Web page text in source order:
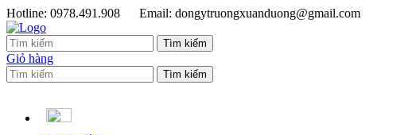
Hotline: 0978.491.908 Email: dongytruongxuanduong@gmail.com
Giỏ hàng